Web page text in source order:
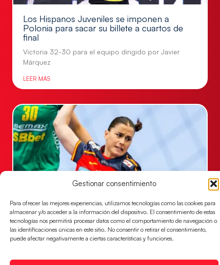
Gestionar consentimiento
Para ofrecer las mejores experiencias, utilizamos tecnologías como las cookies para
almacenar y/o acceder a la información del dispositivo. El consentimiento de estas
tecnologías nos permitirá procesar datos como el comportamiento de navegación o
las identificaciones únicas en este sitio. No consentir o retirar el consentimiento,
puede afectar negativamente a ciertas características y funciones.
Los Hispanos Juveniles se imponen a
Polonia para sacar su billete a cuartos de
final
Victoria 32-30 para el equipo dirigido por Javier
Márquez
LEER MÁS
Las Guerreras Juveniles, primeras de grupo
en la Main Round
Las pupilas de Cristina Cabeza se imponen 35-33 a
final ante Suiza